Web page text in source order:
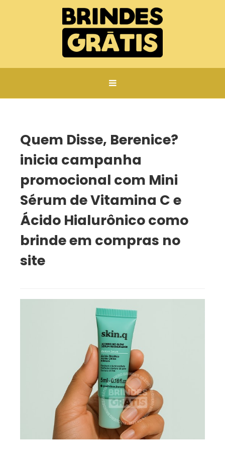
Quem Disse, Berenice?
inicia campanha
promocional com Mini
Sérum de Vitamina C e
Ácido Hialurônico como
brinde em compras no
site